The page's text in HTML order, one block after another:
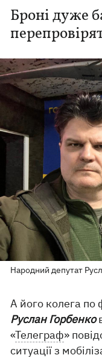
Броні дуже
Народний депутат
А його колега по
Руслан Горбенко
«Телеграф»
ситуації з